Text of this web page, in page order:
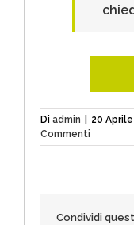
Di admin 20
Commenti
Condividi